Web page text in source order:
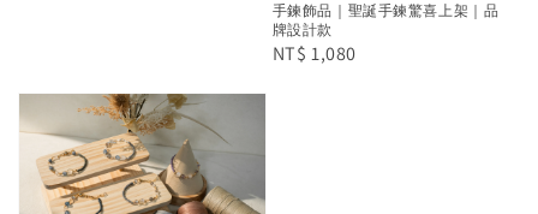
手鍊飾品｜聖誕手鍊驚喜上架｜品
牌設計款
Regular
NT$ 1,080